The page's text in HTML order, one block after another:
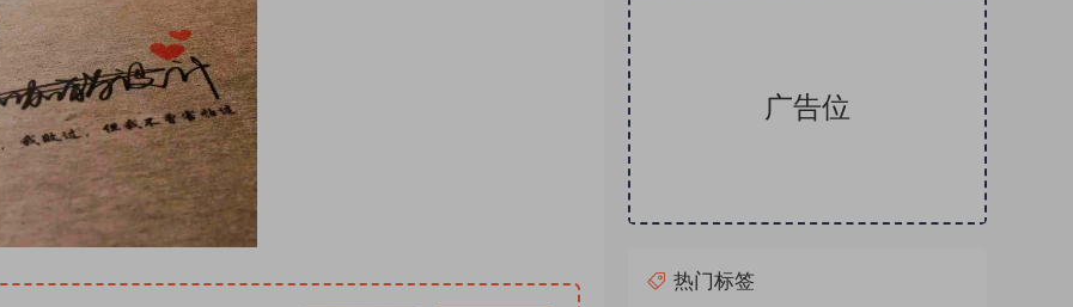
广告位
热门标签